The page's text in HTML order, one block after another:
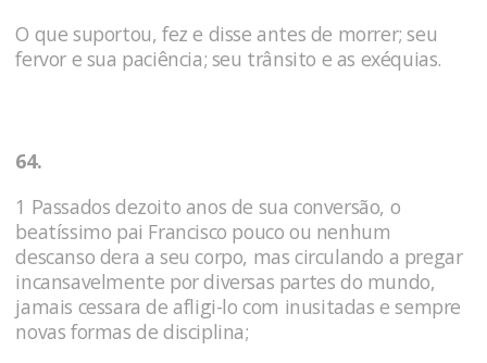
O que suportou, fez e disse antes de morrer; seu
fervor e sua paciência; seu trânsito e as exéquias.
64.
1 Passados dezoito anos de sua conversão, o
beatíssimo pai Francisco pouco ou nenhum
descanso dera a seu corpo, mas circulando a pregar
incansavelmente por diversas partes do mundo,
jamais cessara de afligi-lo com inusitadas e sempre
novas formas de disciplina;